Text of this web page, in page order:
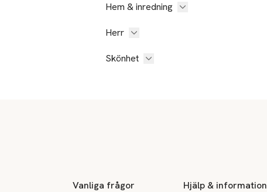
Hem & inredning
Herr
Skönhet
Vanliga frågor
Hjälp & information